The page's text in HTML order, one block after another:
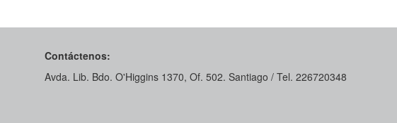
Contáctenos:
Avda. Lib. Bdo. O'Higgins 1370, Of. 502. Santiago / Tel. 226720348